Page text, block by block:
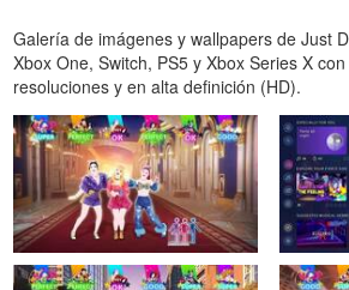
Galería de imágenes y wallpapers de Just
Xbox One, Switch, PS5 y Xbox Series X
resoluciones y en alta definición (HD).